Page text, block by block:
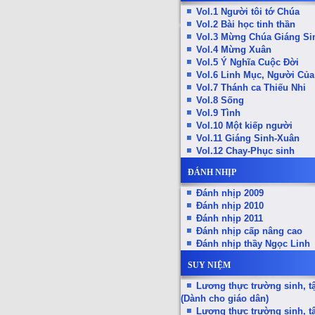
Vol.1 Người tôi tớ Chúa
Vol.2 Bài học tinh thần
Vol.3 Mừng Chúa Giáng
Vol.4 Mừng Xuân
Vol.5 Ý Nghĩa Cuộc Đời
Vol.6 Linh Mục, Người
Vol.7 Thánh ca Thiếu Nhi
Vol.8 Sống
Vol.9 Tình
Vol.10 Một kiếp người
Vol.11 Giáng Sinh-Xuân
Vol.12 Chay-Phục sinh
ĐÁNH NHỊP
Đánh nhịp 2009
Đánh nhịp 2010
Đánh nhịp 2011
Đánh nhịp cấp nâng cao
Đánh nhịp thầy Ngọc Linh
SUY NIỆM
Lương thực trường sinh,
(Dành cho giáo dân)
Lương thực trường sinh,